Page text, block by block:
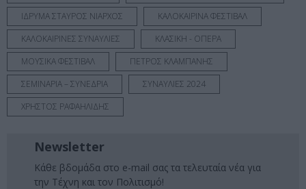
ΙΔΡΥΜΑ ΣΤΑΥΡΟΣ ΝΙΑΡΧΟΣ
ΚΑΛΟΚΑΙΡΙΝΑ ΦΕΣΤΙΒΑΛ
ΚΑΛΟΚΑΙΡΙΝΕΣ ΣΥΝΑΥΛΙΕΣ
ΚΛΑΣΙΚΗ - ΟΠΕΡΑ
ΜΟΥΣΙΚΑ ΦΕΣΤΙΒΑΛ
ΠΕΤΡΟΣ ΚΛΑΜΠΑΝΗΣ
ΣΕΜΙΝΑΡΙΑ – ΣΥΝΕΔΡΙΑ
ΣΥΝΑΥΛΙΕΣ 2024
ΧΡΗΣΤΟΣ ΡΑΦΑΗΛΙΔΗΣ
Newsletter
Κάθε βδομάδα στο e-mail σας τα τελευταία νέα για
την Τέχνη και τον Πολιτισμό!